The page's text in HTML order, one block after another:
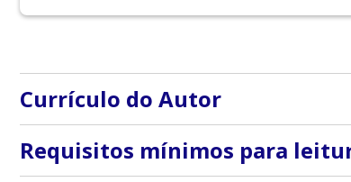
Currículo do Autor
Peggy A. Houglum possui os títulos de PhD,
Duquesne University em Pittsburgh,
Requisitos mínimos para